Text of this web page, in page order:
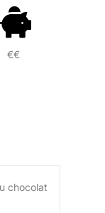
€€
chocolat